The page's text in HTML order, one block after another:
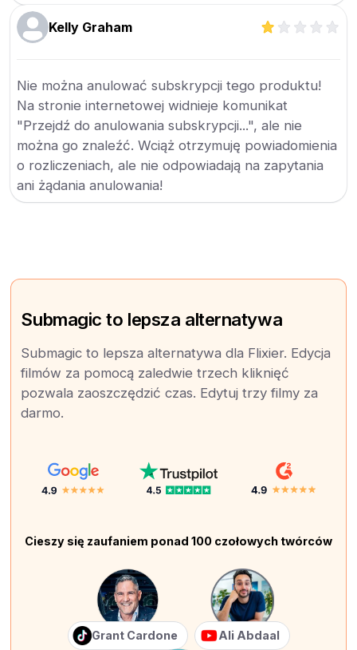
Kelly Graham
Nie można anulować subskrypcji tego produktu!
Na stronie internetowej widnieje komunikat
"Przejdź do anulowania subskrypcji...", ale nie
można go znaleźć. Wciąż otrzymuję powiadomienia
o rozliczeniach, ale nie odpowiadają na zapytania
ani żądania anulowania!
Submagic to lepsza alternatywa
Submagic to lepsza alternatywa dla Flixier. Edycja
filmów za pomocą zaledwie trzech kliknięć
pozwala zaoszczędzić czas. Edytuj trzy filmy za
darmo.
Cieszy się zaufaniem ponad 100 czołowych twórców
Grant Cardone Ali Abdaal